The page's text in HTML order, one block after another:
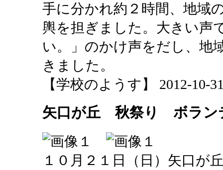
手に分かれ約２時間、地域
輿を担ぎました。大きい声
い。」のかけ声をだし、地
きました。
【学校のようす】 2012-10-
矢口が丘 秋祭り ボラン
１０月２１日（日）矢口が